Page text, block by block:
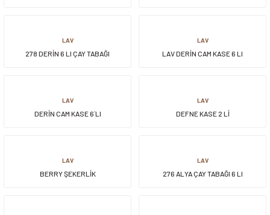
LAV
278 DERİN 6 LI ÇAY TABAĞI
LAV
LAV DERİN CAM KASE 6 LI
LAV
DERİN CAM KASE 6`LI
LAV
DEFNE KASE 2 Lİ
LAV
BERRY ŞEKERLİK
LAV
276 ALYA ÇAY TABAĞI 6 LI